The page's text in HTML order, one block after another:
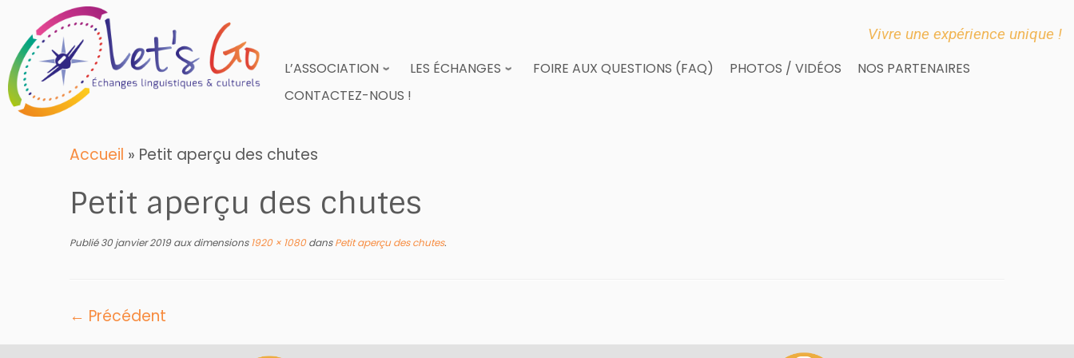
content
Vivre une expérience unique !
L’ASSOCIATION
LES ÉCHANGES FOIRE AUX QUESTIONS (FAQ) PHOTOS / VIDÉOS
NOS PARTENAIRES
CONTACTEZ-NOUS !
Accueil » Petit aperçu des chutes
Petit aperçu des chutes
Publié 30 janvier 2019aux dimensions1920 × 1080dansPetit aperçu des chutes.
← Précédent